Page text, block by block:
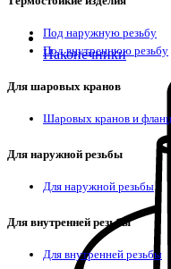
Наконечники
Под наружную резьбу
Под внутреннюю резьбу
Для шаровых кранов
Шаровых кранов и
Для наружной резьбы
Для наружной резьбы
Для внутренней резьбы
Для внутренней резьбы